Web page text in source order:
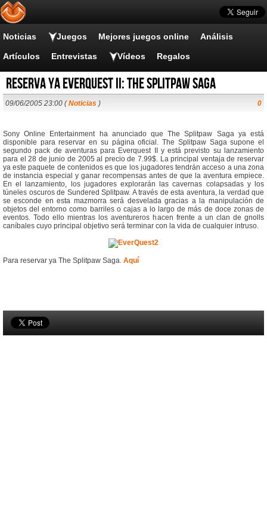
Noticias Juegos Mejores juegos online Análisis
Artículos Entrevistas Vídeos Regalos
Reserva ya Everquest II: The Splitpaw Saga
09/06/2005 23:00 (Noticias ) 0
Sony Online Entertainment ha anunciado que The Splitpaw Saga ya está
disponible para reservar en su página oficial. The Splitpaw Saga supone el
segundo pack de aventuras para Everquest II y está previsto su lanzamiento
para el 28 de junio de 2005 al precio de 7.99$. La principal ventaja de reservar
ya este paquete de contenidos es que los jugadores tendrán acceso a una zona
de instancia especial y ganar recompensas antes de que la aventura empiece.
En el lanzamiento, los jugadores explorarán las cavernas colapsadas y los
túneles oscuros de Sundered Splitpaw. A través de esta aventura, la verdad que
se esconde en esta mazmorra será desvelada gracias a la manipulación de
objetos del entorno como barriles o cajas a lo largo de más de doce zonas de
eventos. Todo ello mientras los aventureros hacen frente a un clan de gnolls
caníbales cuyo principal objetivo será terminar con la vida de cualquier intruso.
Para reservar ya The Splitpaw Saga. Aquí